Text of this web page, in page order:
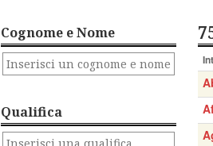
Cognome e Nome
Qualifica